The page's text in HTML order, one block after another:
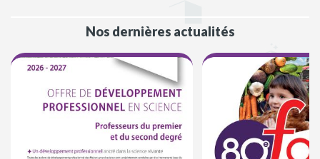
Nos dernières actualités